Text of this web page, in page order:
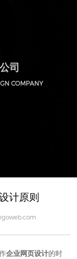
司
COMPANY
计原则
企业网页设计的时